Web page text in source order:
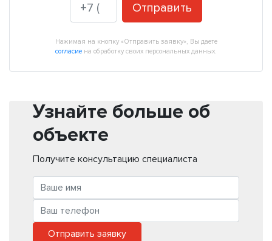
Отправить
Нажимая на кнопку «Отправить заявку», Вы даете
согласие на обработку своих персональных данных.
Узнайте больше об
объекте
Получите консультацию специалиста
Отправить заявку